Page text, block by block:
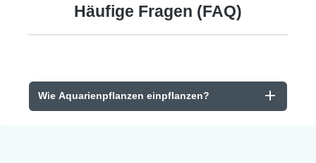
Häufige Fragen (FAQ)
Wie Aquarienpflanzen einpflanzen?